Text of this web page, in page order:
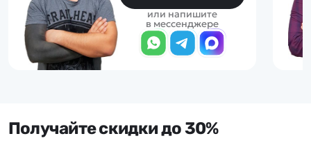
или напишите
в мессенджере
Получайте скидки до 30%